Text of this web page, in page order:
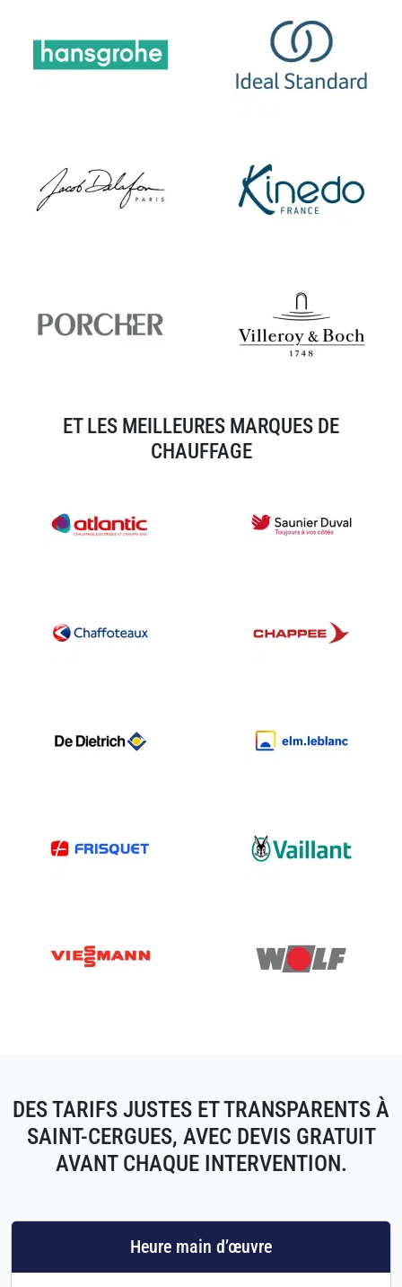
ET LES MEILLEURES MARQUES DE
CHAUFFAGE
DES TARIFS JUSTES ET TRANSPARENTS À
SAINT-CERGUES, AVEC DEVIS GRATUIT
AVANT CHAQUE INTERVENTION.
Heure main d’œuvre